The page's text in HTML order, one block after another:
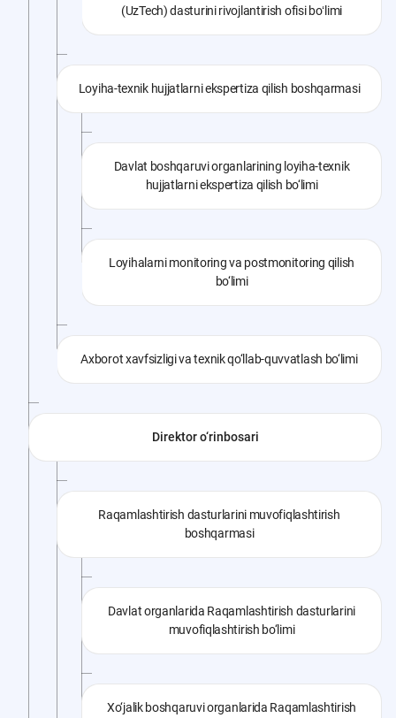
(UzTech) dasturini rivojlantirish ofisi boʻlimi
Loyiha-texnik hujjatlarni ekspertiza qilish boshqarmasi
Davlat boshqaruvi organlarining loyiha-texnik
hujjatlarni ekspertiza qilish bo‘limi
Loyihalarni monitoring va postmonitoring qilish
bo‘limi
Axborot xavfsizligi va texnik qo‘llab-quvvatlash bo‘limi
Direktor o‘rinbosari
Raqamlashtirish dasturlarini muvofiqlashtirish
boshqarmasi
Davlat organlarida Raqamlashtirish dasturlarini
muvofiqlashtirish bo‘limi
Xo‘jalik boshqaruvi organlarida Raqamlashtirish